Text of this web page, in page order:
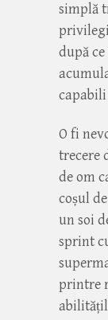
simplă
după
capabili
O fi
trecere
de om
coșul
un soi
sprint
printre